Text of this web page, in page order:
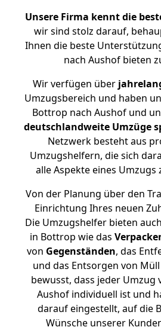
Unsere Firma kennt die
wir sind stolz darauf,
Ihnen die beste
nach Aushof bieten
Wir verfügen über
Umzugsbereich und haben
Bottrop nach Aushof und
deutschlandweite Umzüge
Netzwerk besteht aus
Umzugshelfern, die sich
alle Aspekte eines Umzugs
Von der Planung über den
Einrichtung Ihres neuen
Die Umzugshelfer bieten
in Bottrop wie das
von Gegenständen, das
und das Entsorgen von
bewusst, dass jeder Umzug
Aushof individuell ist und
darauf eingestellt, auf die
Wünsche unserer